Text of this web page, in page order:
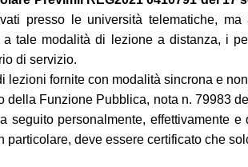
presso le università telematiche,
a tale modalità di lezione a distanza, i
di servizio.
lezioni fornite con modalità sincrona e
della Funzione Pubblica, nota n. 79983
seguito personalmente, effettivamente
particolare, deve essere certificato che